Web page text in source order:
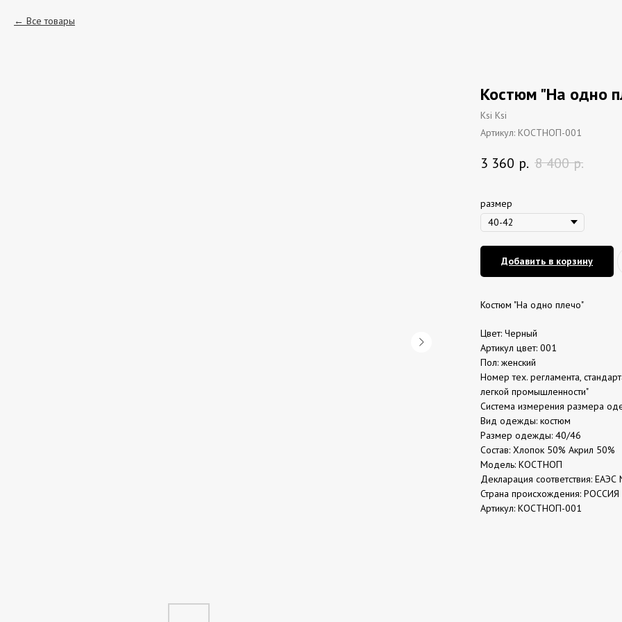
Все товары
Костюм "На одно
Ksi Ksi
Артикул: КОСТНОП-001
3 360 р. 8 400 р.
размер
Добавить в корзину
Костюм "На одно плечо"
Цвет: Черный
Артикул цвет: 001
Пол: женский
Номер тех. регламента,
легкой промышленности"
Система измерения размера
Вид одежды: костюм
Размер одежды: 40/46
Состав: Хлопок 50% Акрил 50%
Модель: КОСТНОП
Декларация соответствия:
Страна происхождения: РОССИЯ
Артикул: КОСТНОП-001